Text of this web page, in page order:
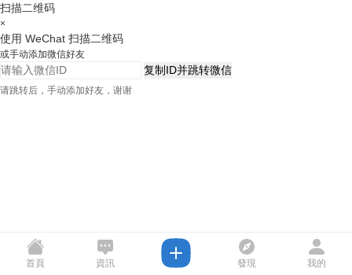
扫描二维码
×
使用 WeChat 扫描二维码
或手动添加微信好友
复制ID并跳转微信
请跳转后，手动添加好友，谢谢
首頁 資訊 發現 我的